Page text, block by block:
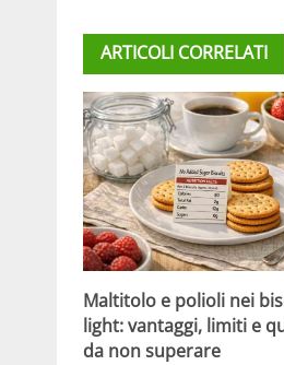
ARTICOLI CORRELATI
Maltitolo e polioli nei
light: vantaggi, limiti e
da non superare